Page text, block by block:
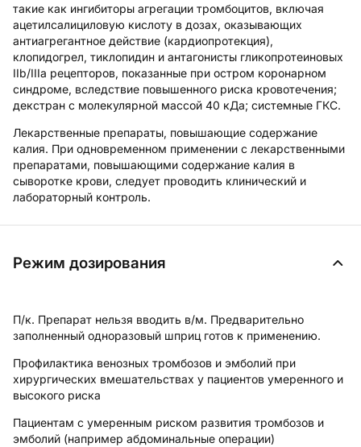
такие как ингибиторы агрегации тромбоцитов, включая
ацетилсалициловую кислоту в дозах, оказывающих
антиагрегантное действие (кардиопротекция),
клопидогрел, тиклопидин и антагонисты гликопротеиновых
IIb/IIIа рецепторов, показанные при остром коронарном
синдроме, вследствие повышенного риска кровотечения;
декстран с молекулярной массой 40 кДа; системные ГКС.
Лекарственные препараты, повышающие содержание
калия. При одновременном применении с лекарственными
препаратами, повышающими содержание калия в
сыворотке крови, следует проводить клинический и
лабораторный контроль.
Режим дозирования
П/к. Препарат нельзя вводить в/м. Предварительно
заполненный одноразовый шприц готов к применению.
Профилактика венозных тромбозов и эмболий при
хирургических вмешательствах у пациентов умеренного и
высокого риска
Пациентам с умеренным риском развития тромбозов и
эмболий (например абдоминальные операции)